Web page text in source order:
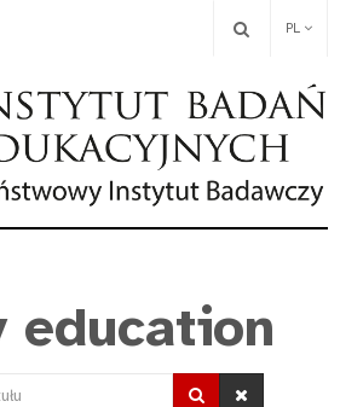
PL
education